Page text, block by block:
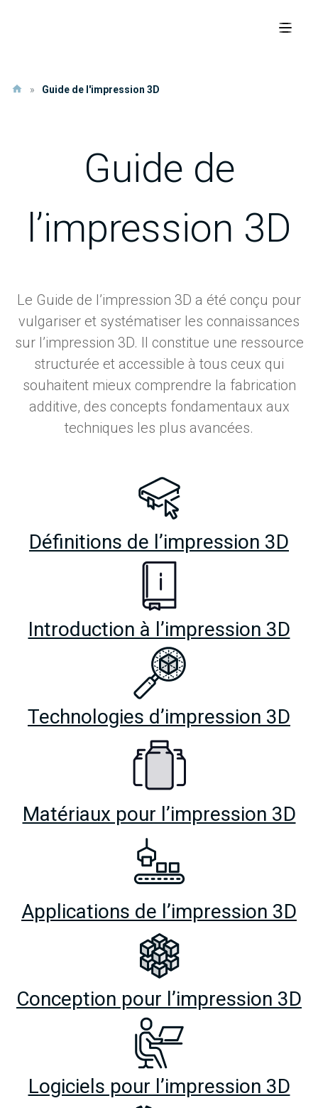
» Guide de l'impression 3D
Guide de
l’impression 3D
Le Guide de l’impression 3D a été conçu pour
vulgariser et systématiser les connaissances
sur l’impression 3D. Il constitue une ressource
structurée et accessible à tous ceux qui
souhaitent mieux comprendre la fabrication
additive, des concepts fondamentaux aux
techniques les plus avancées.
Définitions de l’impression 3D
Introduction à l’impression 3D
Technologies d’impression 3D
Matériaux pour l’impression 3D
Applications de l’impression 3D
Conception pour l’impression 3D
Logiciels pour l’impression 3D